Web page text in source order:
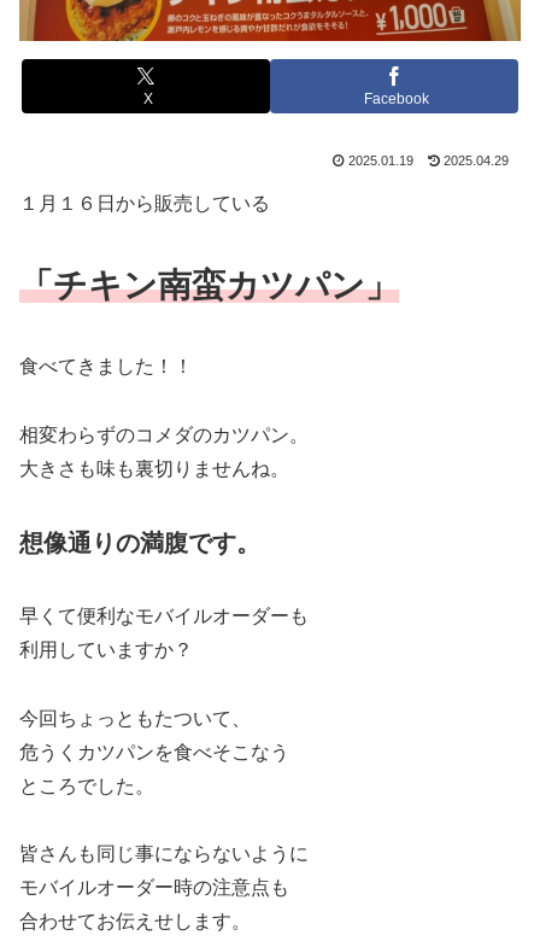
X Facebook
2025.01.19 2025.04.29
１月１６日から販売している
「チキン南蛮カツパン」
食べてきました！！
相変わらずのコメダのカツパン。
大きさも味も裏切りませんね。
想像通りの満腹です。
早くて便利なモバイルオーダーも
利用していますか？
今回ちょっともたついて、
危うくカツパンを食べそこなう
ところでした。
皆さんも同じ事にならないように
モバイルオーダー時の注意点も
合わせてお伝えせします。